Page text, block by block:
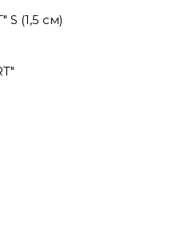
(1,5 см)